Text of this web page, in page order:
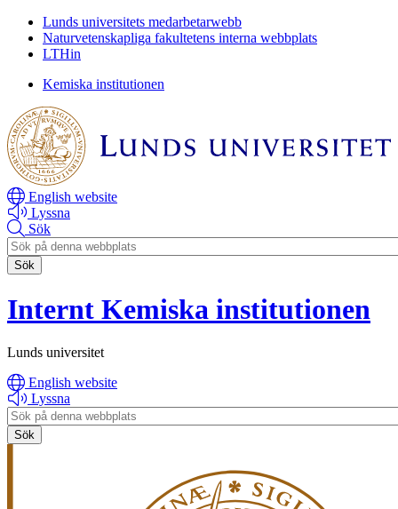
Hoppa
huvudinnehåll
Hoppa
huvudinnehåll
Lunds universitets medarbetarwebb
Naturvetenskapliga fakultetens interna webbplats
LTHin
Kemiska institutionen
English website
Lyssna
Sök
Header
search
Internt Kemiska institutionen
Lunds universitet
English website
Lyssna
Header
search